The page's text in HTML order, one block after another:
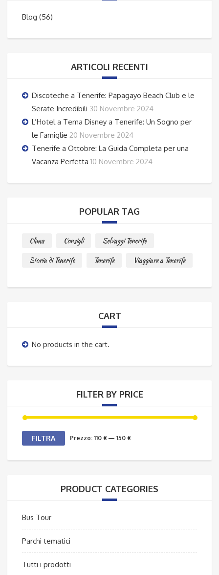
Blog (56)
ARTICOLI RECENTI
Discoteche a Tenerife: Papagayo Beach Club e le
Serate Incredibili 30 Novembre 2024
L’Hotel a Tema Disney a Tenerife: Un Sogno per
le Famiglie 20 Novembre 2024
Tenerife a Ottobre: La Guida Completa per una
Vacanza Perfetta 10 Novembre 2024
POPULAR TAG
Clima Consigli
Selvaggi Tenerife
Storia di Tenerife
Tenerife Viaggiare a Tenerife
CART
No products in the cart.
FILTER BY PRICE
Prezzo
Prezzo
FILTRA Prezzo: 110 € — 150 €
PRODUCT CATEGORIES
Bus Tour
Parchi tematici
Tutti i prodotti